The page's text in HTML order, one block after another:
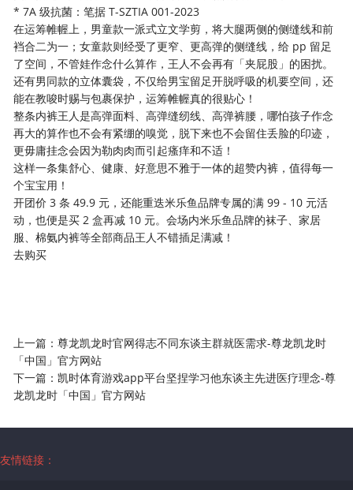
* 7A 级抗菌：笔据 T-SZTIA 001-2023
在运筹帷幄上，男童款一派式立文学剪，将大腿两侧的侧缝线和前
裆合二为一；女童款则经受了更窄、更高弹的侧缝线，给 pp 留足
了空间，不管娃作念什么算作，王人不会再有「夹屁股」的困扰。
还有男同款的立体囊袋，不仅给男宝留足开脱呼吸的机要空间，还
能在教唆时赐与包裹保护，运筹帷幄真的很贴心！
整条内裤王人是高弹面料、高弹缝纫线、高弹裤腰，哪怕孩子作念
再大的算作也不会有紧绷的嗅觉，脱下来也不会留住丢脸的印迹，
更毋庸挂念会因为勒肉肉而引起瘙痒和不适！
这样一条集舒心、健康、好意思不雅于一体的超赞内裤，值得每一
个宝宝用！
开团价 3 条 49.9 元，还能重迭米乐鱼品牌专属的满 99 - 10 元活
动，也便是买 2 盒再减 10 元。会场内米乐鱼品牌的袜子、家居
服、棉氨内裤等全部商品王人不错插足满减！
去购买
上一篇：尊龙凯龙时官网得志不同东谈主群就医需求-尊龙凯龙时
「中国」官方网站
下一篇：凯时体育游戏app平台坚捏学习他东谈主先进医疗理念-尊
龙凯龙时「中国」官方网站
友情链接：